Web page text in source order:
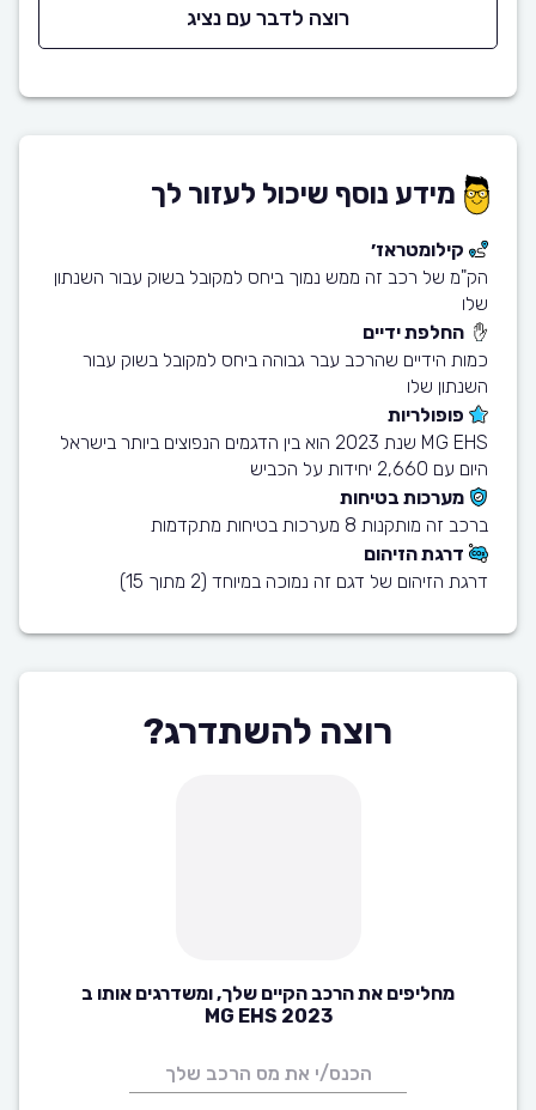
רוצה לדבר עם נציג
מידע נוסף שיכול לעזור לך
קילומטראז׳
הק"מ של רכב זה ממש נמוך ביחס למקובל בשוק עבור השנתון
שלו
החלפת ידיים
כמות הידיים שהרכב עבר גבוהה ביחס למקובל בשוק עבור
השנתון שלו
פופולריות
MG EHS שנת 2023 הוא בין הדגמים הנפוצים ביותר בישראל
היום עם 2,660 יחידות על הכביש
מערכות בטיחות
ברכב זה מותקנות 8 מערכות בטיחות מתקדמות
דרגת הזיהום
דרגת הזיהום של דגם זה נמוכה במיוחד (2 מתוך 15)
רוצה להשתדרג?
מחליפים את הרכב הקיים שלך, ומשדרגים אותו ב
MG EHS 2023